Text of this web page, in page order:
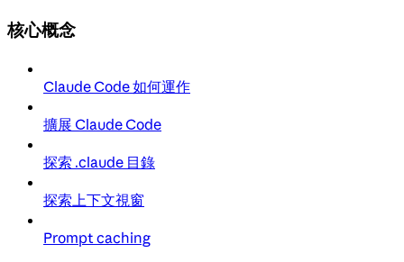
核心概念
Claude Code 如何運作
擴展 Claude Code
探索 .claude 目錄
探索上下文視窗
Prompt caching